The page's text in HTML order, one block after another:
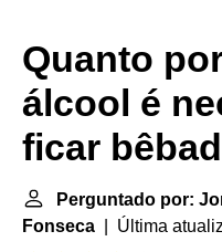
Quanto
álcool é
ficar
Perguntado por:
Fonseca | Última